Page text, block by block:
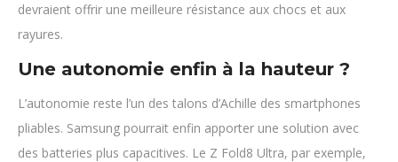
devraient offrir une meilleure résistance aux chocs et aux
rayures.
Une autonomie enfin à la hauteur ?
L’autonomie reste l’un des talons d’Achille des smartphones
pliables. Samsung pourrait enfin apporter une solution avec
des batteries plus capacitives. Le Z Fold8 Ultra, par exemple,